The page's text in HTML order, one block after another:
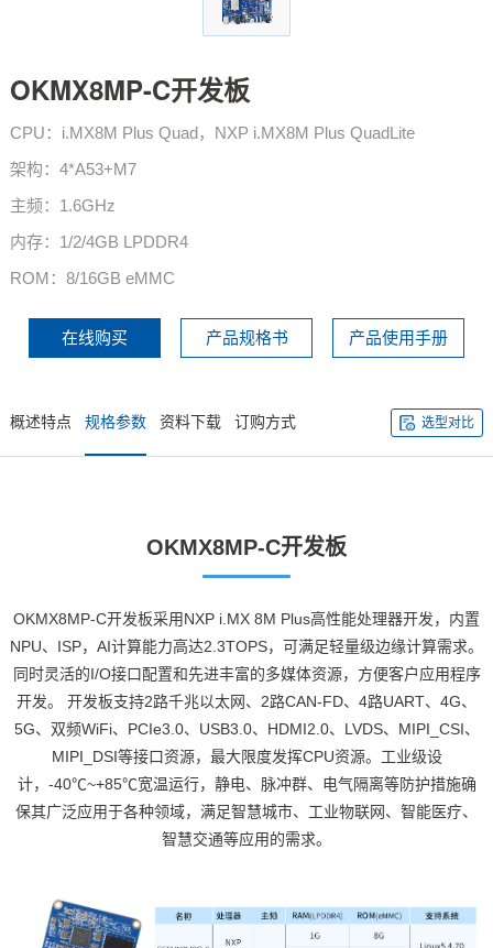
OKMX8MP-C开发板
CPU：i.MX8M Plus Quad，NXP i.MX8M Plus QuadLite
架构：4*A53+M7
主频：1.6GHz
内存：1/2/4GB LPDDR4
ROM：8/16GB eMMC
在线购买 产品规格书 产品使用手册
概述特点 规格参数 资料下载 订购方式 选型对比
OKMX8MP-C开发板
OKMX8MP-C开发板采用NXP i.MX 8M Plus高性能处理器开发，内置
NPU、ISP，AI计算能力高达2.3TOPS，可满足轻量级边缘计算需求。
同时灵活的I/O接口配置和先进丰富的多媒体资源，方便客户应用程序
开发。 开发板支持2路千兆以太网、2路CAN-FD、4路UART、4G、
5G、双频WiFi、PCIe3.0、USB3.0、HDMI2.0、LVDS、MIPI_CSI、
MIPI_DSI等接口资源，最大限度发挥CPU资源。工业级设
计，-40℃~+85℃宽温运行，静电、脉冲群、电气隔离等防护措施确
保其广泛应用于各种领域，满足智慧城市、 工业物联网、智能医疗、
智慧交通等应用的需求。